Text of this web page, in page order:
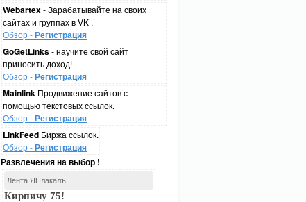
Webartex- Зарабатывайте на своих
сайтах и группах в VK .
Обзор -Регистрация
GoGetLinks- научите свой сайт
приносить доход!
Обзор -Регистрация
Mainlink Продвижение сайтов с
помощью текстовых ссылок.
Обзор -Регистрация
LinkFeed Биржа ссылок.
Обзор -Регистрация
Развлечения на выбор !
Лента ЯПлакалъ...
Кирпичу 75!